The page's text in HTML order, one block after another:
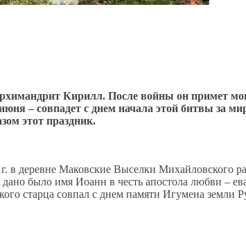
Кирилл. После войны он примет
– совпадет с днем начала этой битвы за
этот праздник.
в деревне Маковские Выселки Михайловского
было имя Иоанн в честь апостола любви –
старца совпал с днем памяти Игумена земли